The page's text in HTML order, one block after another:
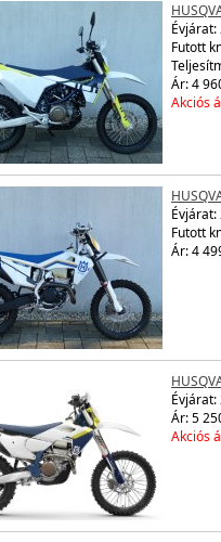
Évjárat:
Futott
Ár: 4
Akciós
Évjárat:
Futott
Ár: 4
Évjárat:
Ár: 5
Akciós